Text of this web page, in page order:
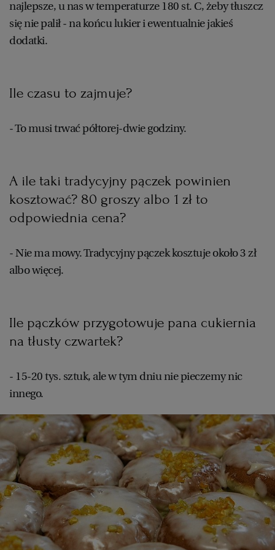
WROCŁAW
ZIELONA GÓRA
najlepsze, u nas w temperaturze 180 st. C, żeby tłuszcz
się nie palił - na końcu lukier i ewentualnie jakieś
dodatki.
Ile czasu to zajmuje?
- To musi trwać półtorej-dwie godziny.
A ile taki tradycyjny pączek powinien
kosztować? 80 groszy albo 1 zł to
odpowiednia cena?
- Nie ma mowy. Tradycyjny pączek kosztuje około 3 zł
albo więcej.
Ile pączków przygotowuje pana cukiernia
na tłusty czwartek?
- 15-20 tys. sztuk, ale w tym dniu nie pieczemy nic
innego.